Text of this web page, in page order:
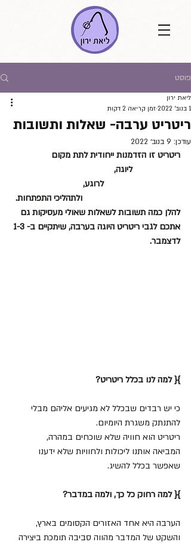
פוסט
ריטריט ערבה- שאלות ותשובות
ליאת ירון
1 בנוב׳ 2022
זמן קריאה 2 דקות
עודכן: 9 בנוב׳ 2022
ריטריט זו הזדמנות ייחודית לתת מקום
ליוגה,
לרוגע,
ולתהליכי התפתחות.
להלן כמה תשובות לשאלות שאולי מעסיקות גם
לדצמבר.
}{ למה לנו בכלל ריטריט?
כי יש רבדים שבכלל לא מגיעים אליהם מבלי
להתנתק משגרת היומיום.
ריטריט הוא חוויה שלא שוכחים במהרה,
המביאה אותנו ליכולות ולחוויות שלא ידענו
שאפשר בכלל להשיג.
}{ למה רחוק כל כך, ולמה במדבר?
הערבה היא אחד האזורים הקסומים בארץ,
והשקט של המדבר מהווה סביבה תומכת ביצירה